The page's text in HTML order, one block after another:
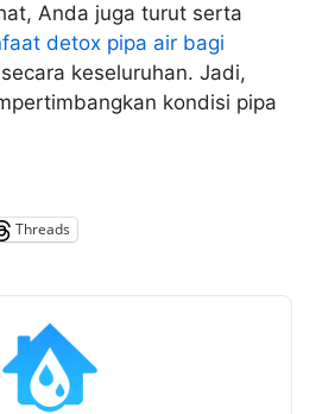
Anda juga turut serta
detox pipa air bagi
secara keseluruhan. Jadi,
kondisi pipa
Threads